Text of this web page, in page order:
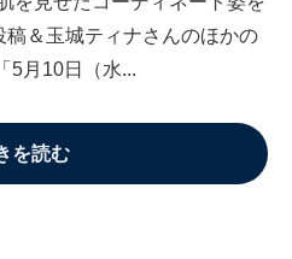
＆玉城ティナさんのほかの
5月10日（水...
を読む